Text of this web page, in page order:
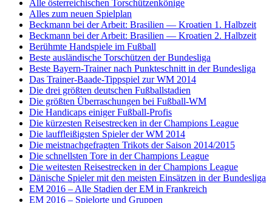
Alle österreichischen Torschützenkönige
Alles zum neuen Spielplan
Beckmann bei der Arbeit: Brasilien — Kroatien 1. Halbzeit
Beckmann bei der Arbeit: Brasilien — Kroatien 2. Halbzeit
Berühmte Handspiele im Fußball
Beste ausländische Torschützen der Bundesliga
Beste Bayern-Trainer nach Punkteschnitt in der Bundesliga
Das Trainer-Baade-Tippspiel zur WM 2014
Die drei größten deutschen Fußballstadien
Die größten Überraschungen bei Fußball-WM
Die Handicaps einiger Fußball-Profis
Die kürzesten Reisestrecken in der Champions League
Die lauffleißigsten Spieler der WM 2014
Die meistnachgefragten Trikots der Saison 2014/2015
Die schnellsten Tore in der Champions League
Die weitesten Reisestrecken in der Champions League
Dänische Spieler mit den meisten Einsätzen in der Bundesliga
EM 2016 – Alle Stadien der EM in Frankreich
EM 2016 – Spielorte und Gruppen